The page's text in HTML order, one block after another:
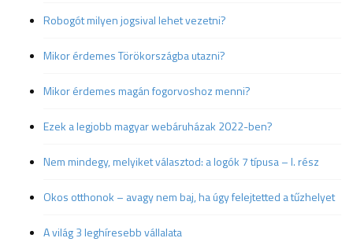
Robogót milyen jogsival lehet vezetni?
Mikor érdemes Törökországba utazni?
Mikor érdemes magán fogorvoshoz menni?
Ezek a legjobb magyar webáruházak 2022-ben?
Nem mindegy, melyiket választod: a logók 7 típusa – I. rész
Okos otthonok – avagy nem baj, ha úgy felejtetted a tűzhelyet
A világ 3 leghíresebb vállalata